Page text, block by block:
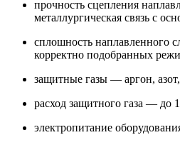
прочность сцепления
металлургическая связь с
сплошность наплавленного
корректно подобранных
защитные газы — аргон,
расход защитного газа — до
электропитание